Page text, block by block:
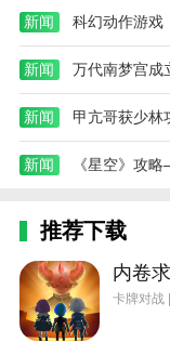
新闻
新闻 万代南梦宫成
新闻 甲亢哥获少林
新闻 《星空》攻
推荐下载
内卷
卡牌对战